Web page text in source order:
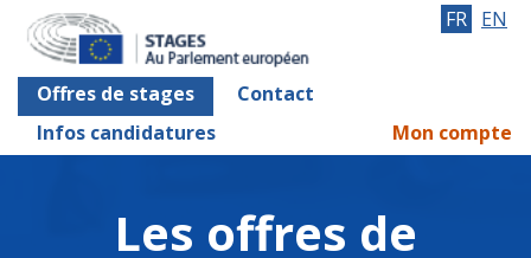
Offres de stages
Contact
Infos candidatures
FR EN
Mon compte
Les offres de